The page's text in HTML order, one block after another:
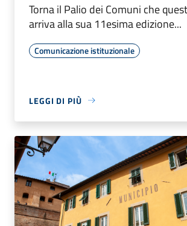
Torna il Palio dei Comuni che
arriva alla sua 11esima edizione...
Comunicazione istituzionale
LEGGI DI PIÙ